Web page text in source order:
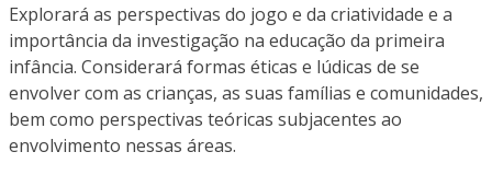
Explorará as perspectivas do jogo e da criatividade e a
importância da investigação na educação da primeira
infância. Considerará formas éticas e lúdicas de se
envolver com as crianças, as suas famílias e comunidades,
bem como perspectivas teóricas subjacentes ao
envolvimento nessas áreas.